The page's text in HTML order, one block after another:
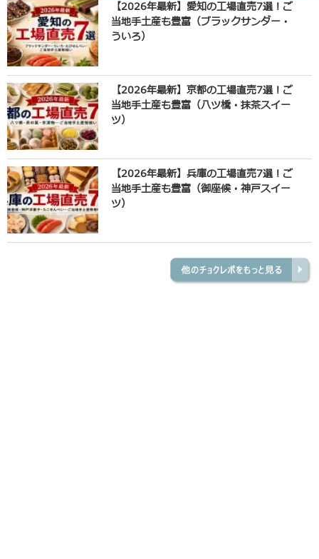
【2026年最新】愛知の工場直売7選！ご
当地手土産も豊富（ブラックサンダー・
ういろ）
【2026年最新】京都の工場直売7選！ご
当地手土産も豊富（八ツ橋・抹茶スイー
ツ）
【2026年最新】兵庫の工場直売7選！ご
当地手土産も豊富（御座候・神戸スイー
ツ）